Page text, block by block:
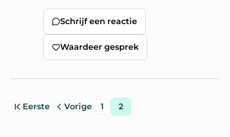
Schrijf een reactie
Waardeer gesprek
Ga naar
Eerste
pagina Vorige
pagina pagina
1 pagina
2